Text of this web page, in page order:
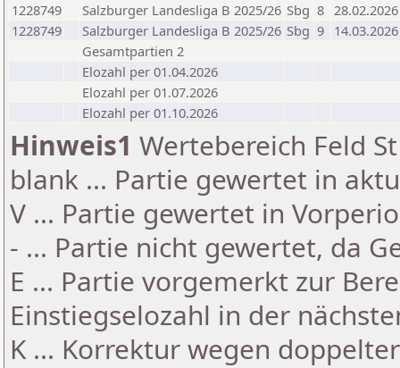
1228749
Salzburger Landesliga B 2025/26 Sbg 8 28.02.2026
1228749
Salzburger Landesliga B 2025/26 Sbg 9 14.03.2026
Gesamtpartien 2
Elozahl per 01.04.2026
Elozahl per 01.07.2026
Elozahl per 01.10.2026
Hinweis1 Wertebereich Feld
blank ... Partie gewertet in
V ... Partie gewertet in
- ... Partie nicht gewertet, da
E ... Partie vorgemerkt zur
Einstiegselozahl in der
K ... Korrektur wegen